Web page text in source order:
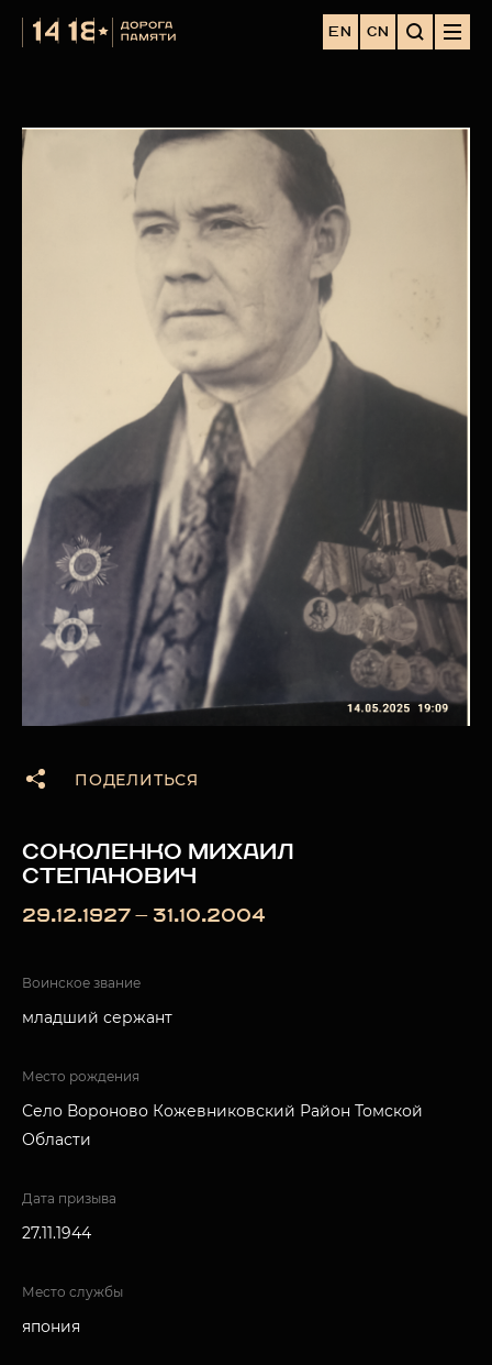
EN CN
ПОДЕЛИТЬСЯ
СОКОЛЕНКО МИХАИЛ
СТЕПАНОВИЧ
29.12.1927 — 31.10.2004
Воинское звание
младший сержант
Место рождения
Село Вороново Кожевниковский Район Томской
Области
Дата призыва
27.11.1944
Место службы
япония